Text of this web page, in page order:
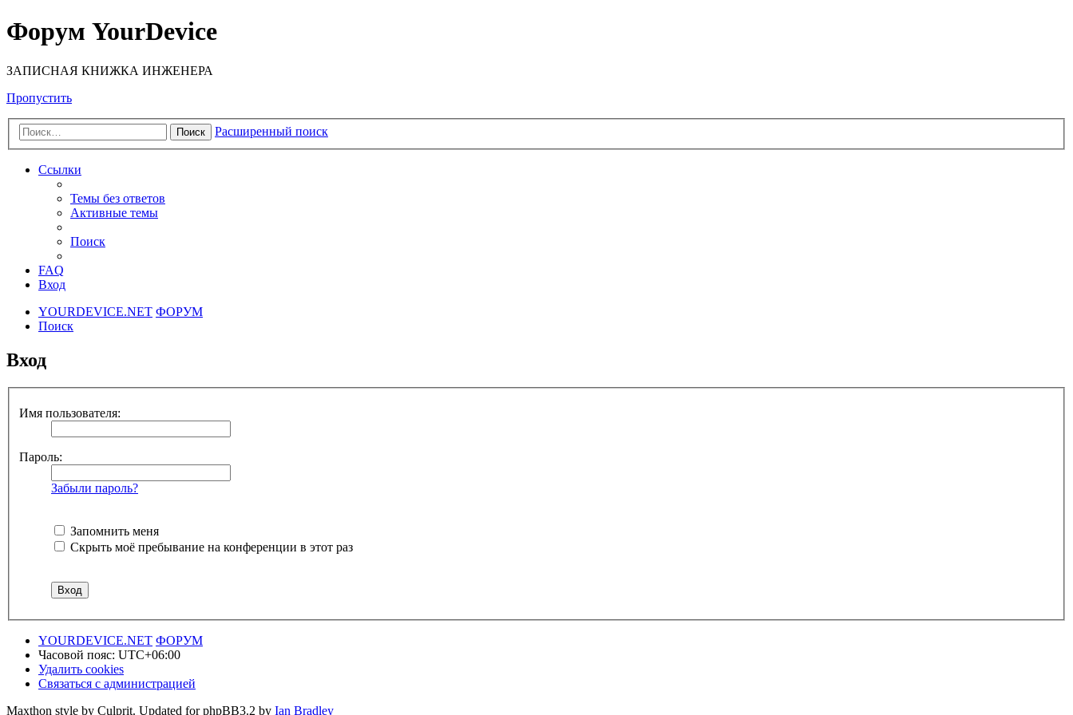
Форум YourDevice
ЗАПИСНАЯ КНИЖКА ИНЖЕНЕРА
Пропустить
Поиск Расширенный поиск
Ссылки
Темы без ответов
Активные темы
Поиск
FAQ
Вход
YOURDEVICE.NET ФОРУМ
Поиск
Вход
Имя пользователя:
Пароль:
Забыли пароль?
Запомнить меня
Скрыть моё пребывание на конференции в этот раз
YOURDEVICE.NET ФОРУМ
Часовой пояс: UTC+06:00
Удалить cookies
Связаться с администрацией
Maxthon style by Culprit. Updated for phpBB3.2 by Ian Bradley